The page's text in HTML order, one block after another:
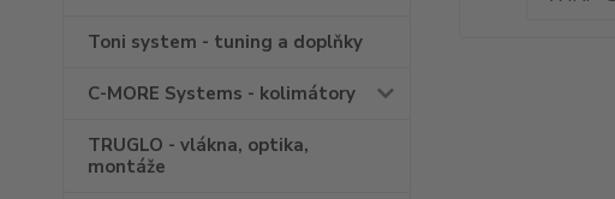
Toni system - tuning a doplňky
C-MORE Systems - kolimátory
TRUGLO - vlákna, optika,
montáže